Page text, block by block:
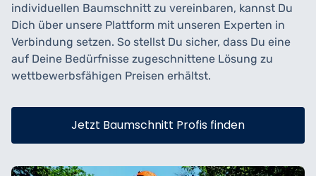
individuellen Baumschnitt zu vereinbaren, kannst Du
Dich über unsere Plattform mit unseren Experten in
Verbindung setzen. So stellst Du sicher, dass Du eine
auf Deine Bedürfnisse zugeschnittene Lösung zu
wettbewerbsfähigen Preisen erhältst.
Jetzt Baumschnitt Profis finden